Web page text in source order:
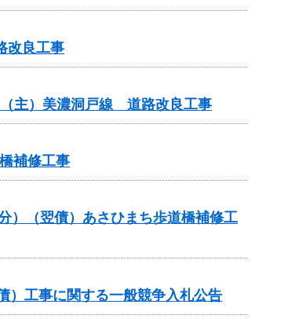
改良工事
主）美濃洞戸線 道路改良工事
補修工事
）（翌債）あさひまち歩道橋補修工
）工事に関する一般競争入札公告